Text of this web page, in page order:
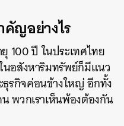
คัญอย่างไร
100 ปี ในประเทศไทย
นอสังหาริมทรัพย์ก็มีแนว
รกิจค่อนข้างใหญ่ อีกทั้ง
พวกเราเห็นพ้องต้องกัน